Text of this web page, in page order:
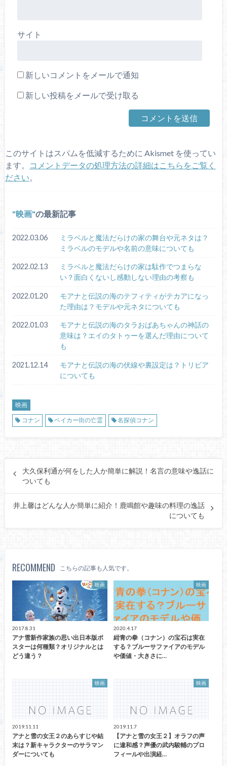
サイト
新しいコメントをメールで通知
新しい投稿をメールで受け取る
このサイトはスパムを低減するために Akismet を使ってい
ます。
コメントデータの処理方法の詳細はこちらをご覧く
ださい。
映画 の最新記事
2022.03.06
ミラベルと魔法だらけの家の舞台や元ネタは？
ミラベルのモデルや名前の意味についても
2022.02.13
ミラベルと魔法だらけの家は駄作でつまらな
い？面白くないし感動しない理由の考察も
2022.01.20
モアナと伝説の海のテフィティがテカアになっ
た理由は？モデルや元ネタについても
2022.01.03
モアナと伝説の海のタラおばあちゃんの神話の
意味は？エイのタトゥーを選んだ理由について
も
2021.12.14
モアナと伝説の海の伏線や裏設定は？トリビア
についても
映画
コナン
ベイカー街の亡霊 名探偵コナン
大久保利通が何をした人か簡単に解説！名言の意味や逸話に
ついても
井上馨はどんな人か簡単に紹介！鹿鳴館や趣味の料理の逸話
についても
RECOMMEND こちらの記事も人気です。
映画
2017.8.31
アナ雪新作家族の思い出日本版ポ
スターは何種類？オリジナルとは
どう違う？
映画
2020.4.17
紺青の拳（コナン）の宝石は実在
する？ブルーサファイアのモデル
や価値・大きさに…
映画
2019.11.11
アナと雪の女王２のあらすじや結
末は？新キャラクターのサラマン
ダーについても
映画
2019.11.7
【アナと雪の女王２】オラフの声
に違和感？声優の武内駿輔のプロ
フィールや出演経…